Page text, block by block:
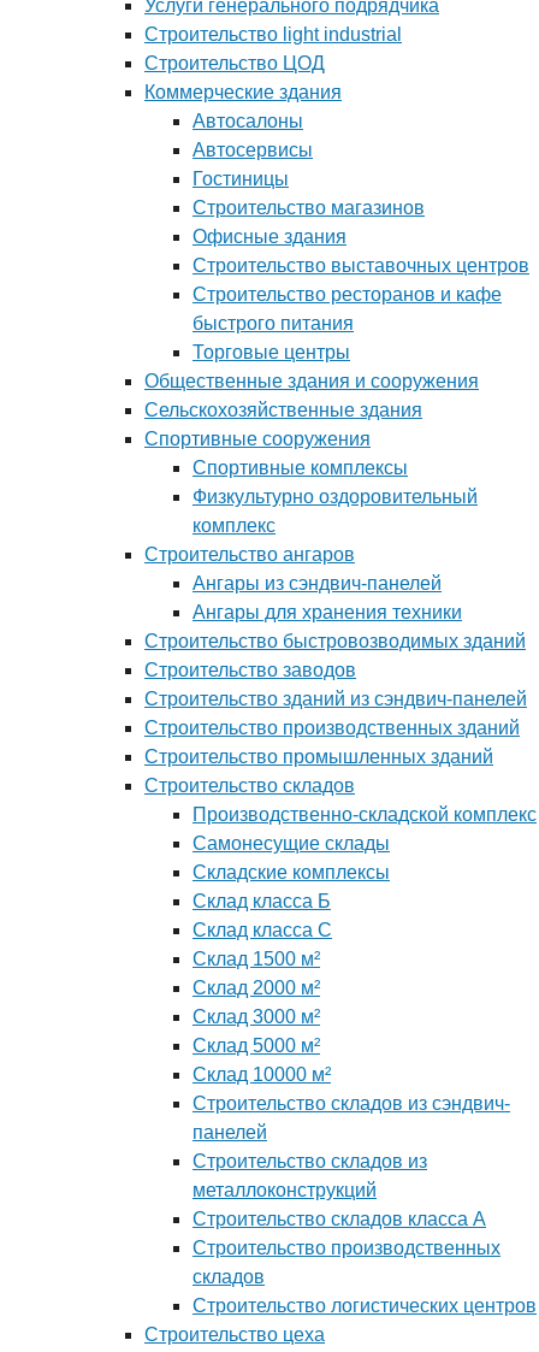
Услуги генерального подрядчика
Строительство light industrial
Строительство ЦОД
Коммерческие здания
Автосалоны
Автосервисы
Гостиницы
Строительство магазинов
Офисные здания
Строительство выставочных центров
Строительство ресторанов и кафе
быстрого питания
Торговые центры
Общественные здания и сооружения
Сельскохозяйственные здания
Спортивные сооружения
Спортивные комплексы
Физкультурно оздоровительный
комплекс
Строительство ангаров
Ангары из сэндвич-панелей
Ангары для хранения техники
Строительство быстровозводимых зданий
Строительство заводов
Строительство зданий из сэндвич-панелей
Строительство производственных зданий
Строительство промышленных зданий
Строительство складов
Производственно-складской комплекс
Самонесущие склады
Складские комплексы
Склад класса Б
Склад класса С
Склад 1500 м²
Склад 2000 м²
Склад 3000 м²
Склад 5000 м²
Склад 10000 м²
Строительство складов из сэндвич-
панелей
Строительство складов из
металлоконструкций
Строительство складов класса А
Строительство производственных
складов
Строительство логистических центров
Строительство цеха